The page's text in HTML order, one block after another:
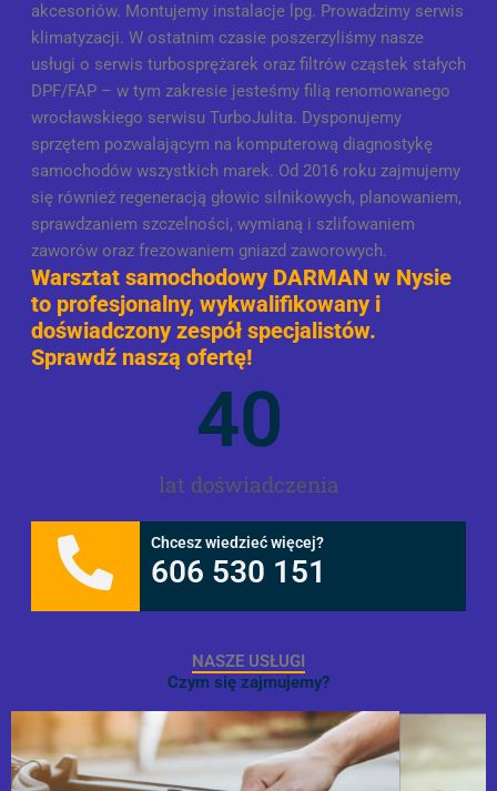
akcesoriów. Montujemy instalacje lpg. Prowadzimy serwis
klimatyzacji. W ostatnim czasie poszerzyliśmy nasze
usługi o serwis turbosprężarek oraz filtrów cząstek stałych
DPF/FAP – w tym zakresie jesteśmy filią renomowanego
wrocławskiego serwisu TurboJulita. Dysponujemy
sprzętem pozwalającym na komputerową diagnostykę
samochodów wszystkich marek. Od 2016 roku zajmujemy
się również regeneracją głowic silnikowych, planowaniem,
sprawdzaniem szczelności, wymianą i szlifowaniem
zaworów oraz frezowaniem gniazd zaworowych.
Warsztat samochodowy DARMAN w Nysie
to profesjonalny, wykwalifikowany i
doświadczony zespół specjalistów.
Sprawdź naszą ofertę!
lat doświadczenia
40
Chcesz wiedzieć więcej?
606 530 151
NASZE USŁUGI
Czym się zajmujemy?